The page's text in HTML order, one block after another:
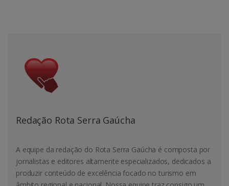
Redação Rota Serra Gaúcha
A equipe da redação do Rota Serra Gaúcha é composta por
jornalistas e editores altamente especializados, dedicados a
produzir conteúdo de excelência focado no turismo em